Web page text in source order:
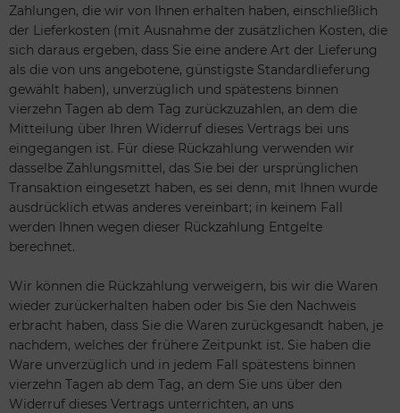
Zahlungen, die wir von Ihnen erhalten haben, einschließlich
der Lieferkosten (mit Ausnahme der zusätzlichen Kosten, die
sich daraus ergeben, dass Sie eine andere Art der Lieferung
als die von uns angebotene, günstigste Standardlieferung
gewählt haben), unverzüglich und spätestens binnen
vierzehn Tagen ab dem Tag zurückzuzahlen, an dem die
Mitteilung über Ihren Widerruf dieses Vertrags bei uns
eingegangen ist. Für diese Rückzahlung verwenden wir
dasselbe Zahlungsmittel, das Sie bei der ursprünglichen
Transaktion eingesetzt haben, es sei denn, mit Ihnen wurde
ausdrücklich etwas anderes vereinbart; in keinem Fall
werden Ihnen wegen dieser Rückzahlung Entgelte
berechnet.
Wir können die Rückzahlung verweigern, bis wir die Waren
wieder zurückerhalten haben oder bis Sie den Nachweis
erbracht haben, dass Sie die Waren zurückgesandt haben, je
nachdem, welches der frühere Zeitpunkt ist. Sie haben die
Ware unverzüglich und in jedem Fall spätestens binnen
vierzehn Tagen ab dem Tag, an dem Sie uns über den
Widerruf dieses Vertrags unterrichten, an uns